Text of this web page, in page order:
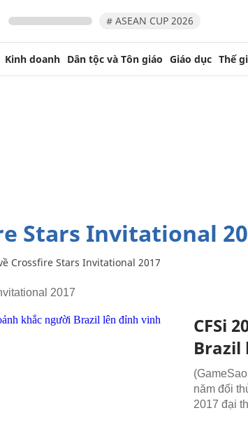
# ASEAN CUP 2026
Kinh doanh Dân tộc và Tôn giáo Giáo dục Thế
Stars Invitational
Crossfire Stars Invitational 2017
2017
CFSi
Brazil
năm đối
2017 đại